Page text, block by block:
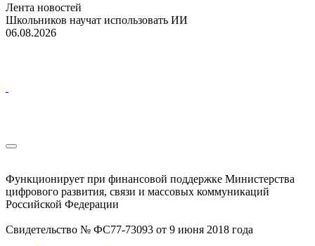
Лента новостей
Школьников научат использовать ИИ
06.08.2026
Функционирует при финансовой поддержке Министерства
цифрового развития, связи и массовых коммуникаций
Российской Федерации
Свидетельство № ФС77-73093 от 9 июня 2018 года